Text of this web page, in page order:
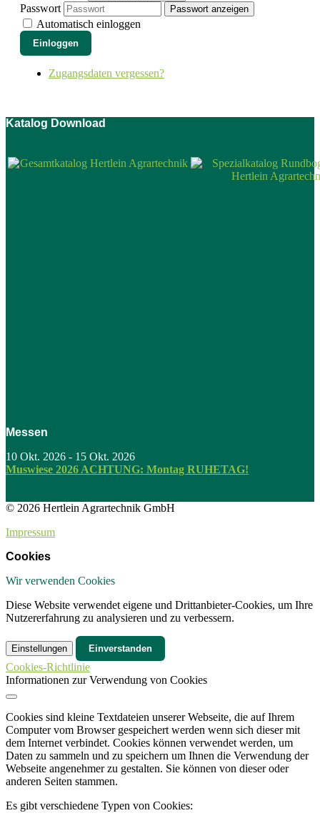
Passwort
Passwort anzeigen
Automatisch einloggen
Einloggen
Zugangsdaten vergessen?
Katalog Download
Messen
10 Okt. 2026 - 15 Okt. 2026
Muswiese 2026 ACHTUNG: Montag RUHETAG!
© 2026 Hertlein Agrartechnik GmbH
Impressum
Cookies
Wir verwenden Cookies
Diese Website verwendet eigene und Drittanbieter-Cookies, um Ihre
Nutzererfahrung zu analysieren und zu verbessern.
Einstellungen Einverstanden
Cookies-Richtlinie
Informationen zur Verwendung von Cookies
Cookies sind kleine Textdateien unserer Webseite, die auf Ihrem
Computer vom Browser gespeichert werden wenn sich dieser mit
dem Internet verbindet. Cookies können verwendet werden, um
Daten zu sammeln und zu speichern um Ihnen die Verwendung der
Webseite angenehmer zu gestalten. Sie können von dieser oder
anderen Seiten stammen.
Es gibt verschiedene Typen von Cookies: